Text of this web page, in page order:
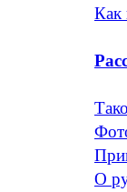
Как
О